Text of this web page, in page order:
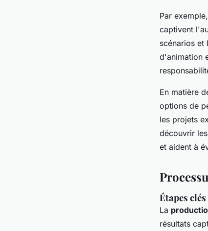
Par
captivent
scénarios et
d'animation
En matière
options de
les projets
découvrir
et aident à
Étapes
La
résultats